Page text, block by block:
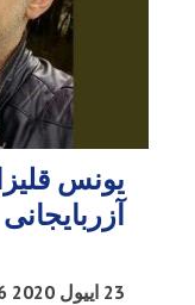
یونس
23 اییول 2020 19:36